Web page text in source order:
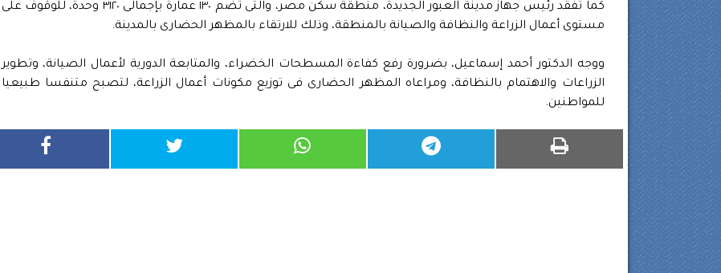
كما تفقد رئيس جهاز مدينة العبور الجديدة، منطقة سكن مصر، والتى تضم ١٣٠ عمارة بإجمالى ٣١٢٠ وحدة، للوقوف على
مستوى أعمال الزراعة والنظافة والصيانة بالمنطقة، وذلك للارتقاء بالمظهر الحضارى بالمدينة.
ووجه الدكتور أحمد إسماعيل، بضرورة رفع كفاءة المسطحات الخضراء، والمتابعة الدورية لأعمال الصيانة، وتطوير
الزراعات والاهتمام بالنظافة، ومراعاه المظهر الحضارى فى توزيع مكونات أعمال الزراعة، لتصبح متنفسا طبيعيا
للمواطنين.